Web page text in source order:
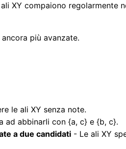
XY compaiono
più avanzate.
le ali XY senza note.
ad abbinarli con {a, c} e {b, c}.
a due candidati - Le ali XY